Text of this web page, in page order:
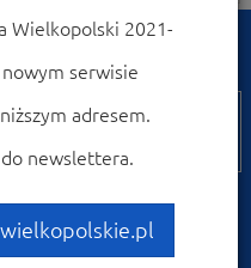
z
Wielkopolski 2021-
serwisie
adresem.
newslettera.